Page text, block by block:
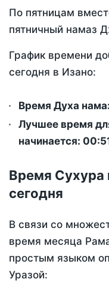
По пятницам
пятничный намаз
График времени
сегодня в Изано:
Время Духа
Лучшее время
начинается:
Время Сухура
сегодня
В связи со
время месяца
простым языком
Уразой: